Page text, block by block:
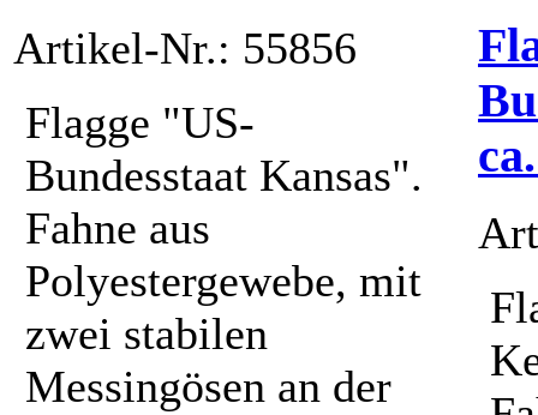
Artikel-Nr.: 55856
Flagge "US-
Bundesstaat Kansas".
Fahne aus
Polyestergewebe, mit
zwei stabilen
Messingösen an der